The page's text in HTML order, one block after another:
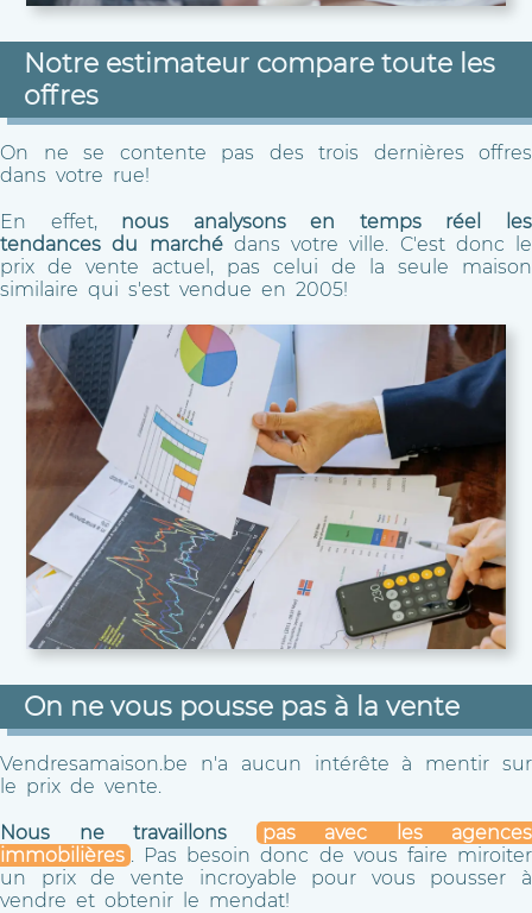
Notre estimateur compare toute les
offres
On ne se contente pas des trois dernières offres
dans votre rue!
En effet, nous analysons en temps réel les
tendances du marchédans votre ville. C'est donc le
prix de vente actuel, pas celui de la seule maison
similaire qui s'est vendue en 2005!
On ne vous pousse pas à la vente
Vendresamaison.be n'a aucun intérête à mentir sur
le prix de vente.
Nous ne travaillons
pas avec les agences
immobilières
. Pas besoin donc de vous faire miroiter
un prix de vente incroyable pour vous pousser à
vendre et obtenir le mendat!